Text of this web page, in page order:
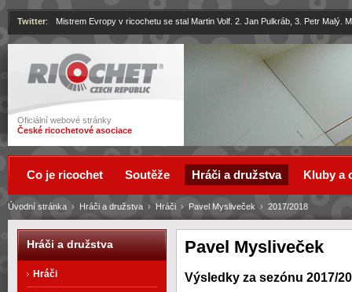
Ricochet
Oficiální webové stránky
České ricochetové asociace
Twitter: Mistrem Evropy v ricochetu se stal Martin Volf. 2. Jan Pulkráb, 3. Petr Malý.
Pavel Mysliveček
Výsledky za sezónu 2017/
Úvodní stránka › Hráči a družstva › Hráči › Pavel Mysliveček › 2017/2018
Co je ricochet Soutěže Hráči a družstva Kluby a
Hráči a družstva
Hráči